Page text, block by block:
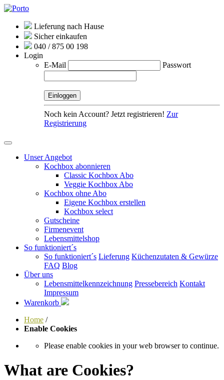
Lieferung nach Hause
Sicher einkaufen
040 / 875 00 198
Login
E-Mail
Passwort
Noch kein Account? Jetzt registrieren! Zur
Registrierung
Unser Angebot
Kochbox abonnieren
Classic Kochbox Abo
Veggie Kochbox Abo
Kochbox ohne Abo
Eigene Kochbox erstellen
Kochbox select
Gutscheine
Firmenevent
Lebensmittelshop
So funktioniert´s
So funktioniert´s Lieferung Küchenzutaten & Gewürze
FAQ Blog
Über uns
Lebensmittelkennzeichnung Pressebereich Kontakt
Impressum
Warenkorb
Home /
Enable Cookies
Please enable cookies in your web browser to continue.
What are Cookies?